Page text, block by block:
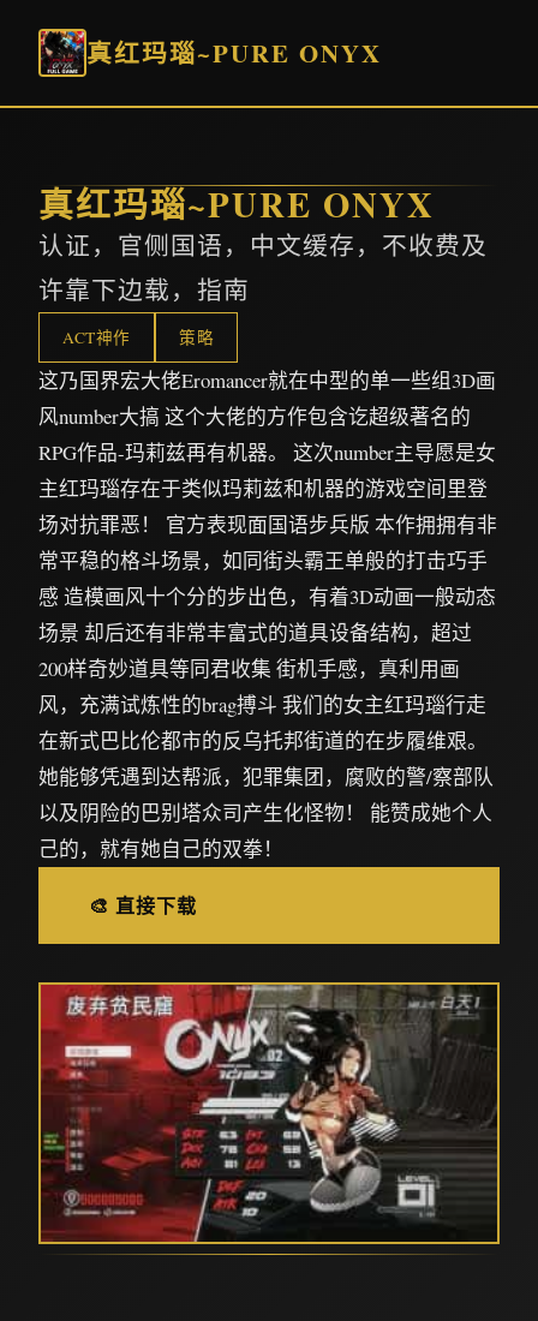
真红玛瑙~PURE ONYX
真红玛瑙~PURE ONYX
认证，官侧国语，中文缓存，不收费及
许靠下边载，指南
ACT神作 策略
这乃国界宏大佬Eromancer就在中型的单一些组3D画
风number大搞 这个大佬的方作包含讫超级著名的
RPG作品-玛莉兹再有机器。 这次number主导愿是女
主红玛瑙存在于类似玛莉兹和机器的游戏空间里登
场对抗罪恶！ 官方表现面国语步兵版 本作拥拥有非
常平稳的格斗场景，如同街头霸王单般的打击巧手
感 造模画风十个分的步出色，有着3D动画一般动态
场景 却后还有非常丰富式的道具设备结构，超过
200样奇妙道具等同君收集 街机手感，真利用画
风，充满试炼性的brag搏斗 我们的女主红玛瑙行走
在新式巴比伦都市的反乌托邦街道的在步履维艰。
她能够凭遇到达帮派，犯罪集团，腐败的警/察部队
以及阴险的巴别塔众司产生化怪物！ 能赞成她个人
己的，就有她自己的双拳！
🎨 直接下载